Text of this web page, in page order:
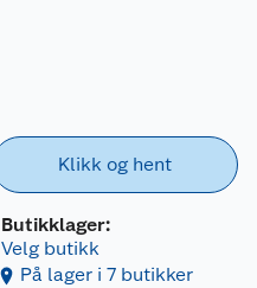
Klikk og hent
Butikklager:
Velg butikk
På lager i 7 butikker